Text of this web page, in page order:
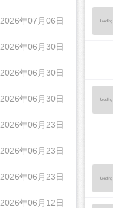
2026年07月06日
2026年06月30日
2026年06月30日
2026年06月30日
2026年06月23日
2026年06月23日
2026年06月23日
2026年06月12日